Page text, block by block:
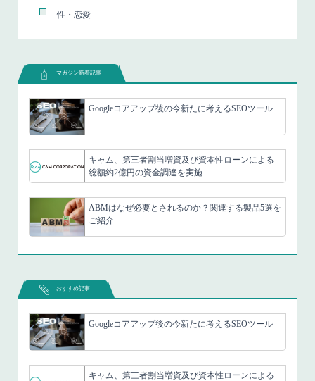
性・恋愛
マガジン新着記事
Googleコアアップ後の今新たに考えるSEOツール
キャム、第三者割当増資及び資本性ローンによる
総額約2億円の資金調達を実施
ABMはなぜ必要とされるのか？関連する製品5選を
ご紹介
おすすめ記事
Googleコアアップ後の今新たに考えるSEOツール
キャム、第三者割当増資及び資本性ローンによる